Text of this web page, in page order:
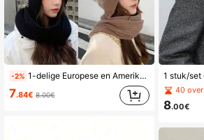
-2% 1-delige Europese en Amerikaanse modieuze hoed- en sjaalset voor dames, warme winterse allround wollen muts voor herfst en winter, modieuze Koreaanse stijl, gevoerd
7.84€ 8.00€ 40 over
8.00€